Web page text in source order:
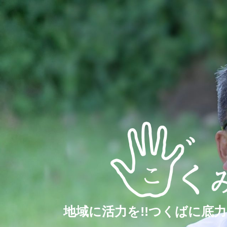
地域に活力を!!つくばに底